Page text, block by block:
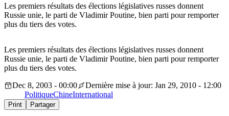
Les premiers résultats des élections législatives russes donnent
Russie unie, le parti de Vladimir Poutine, bien parti pour remporter
plus du tiers des votes.
Les premiers résultats des élections législatives russes donnent
Russie unie, le parti de Vladimir Poutine, bien parti pour remporter
plus du tiers des votes.
Dec 8, 2003 - 00:00
Dernière mise à jour: Jan 29, 2010 - 12:00
PolitiqueChineInternational
Print Partager